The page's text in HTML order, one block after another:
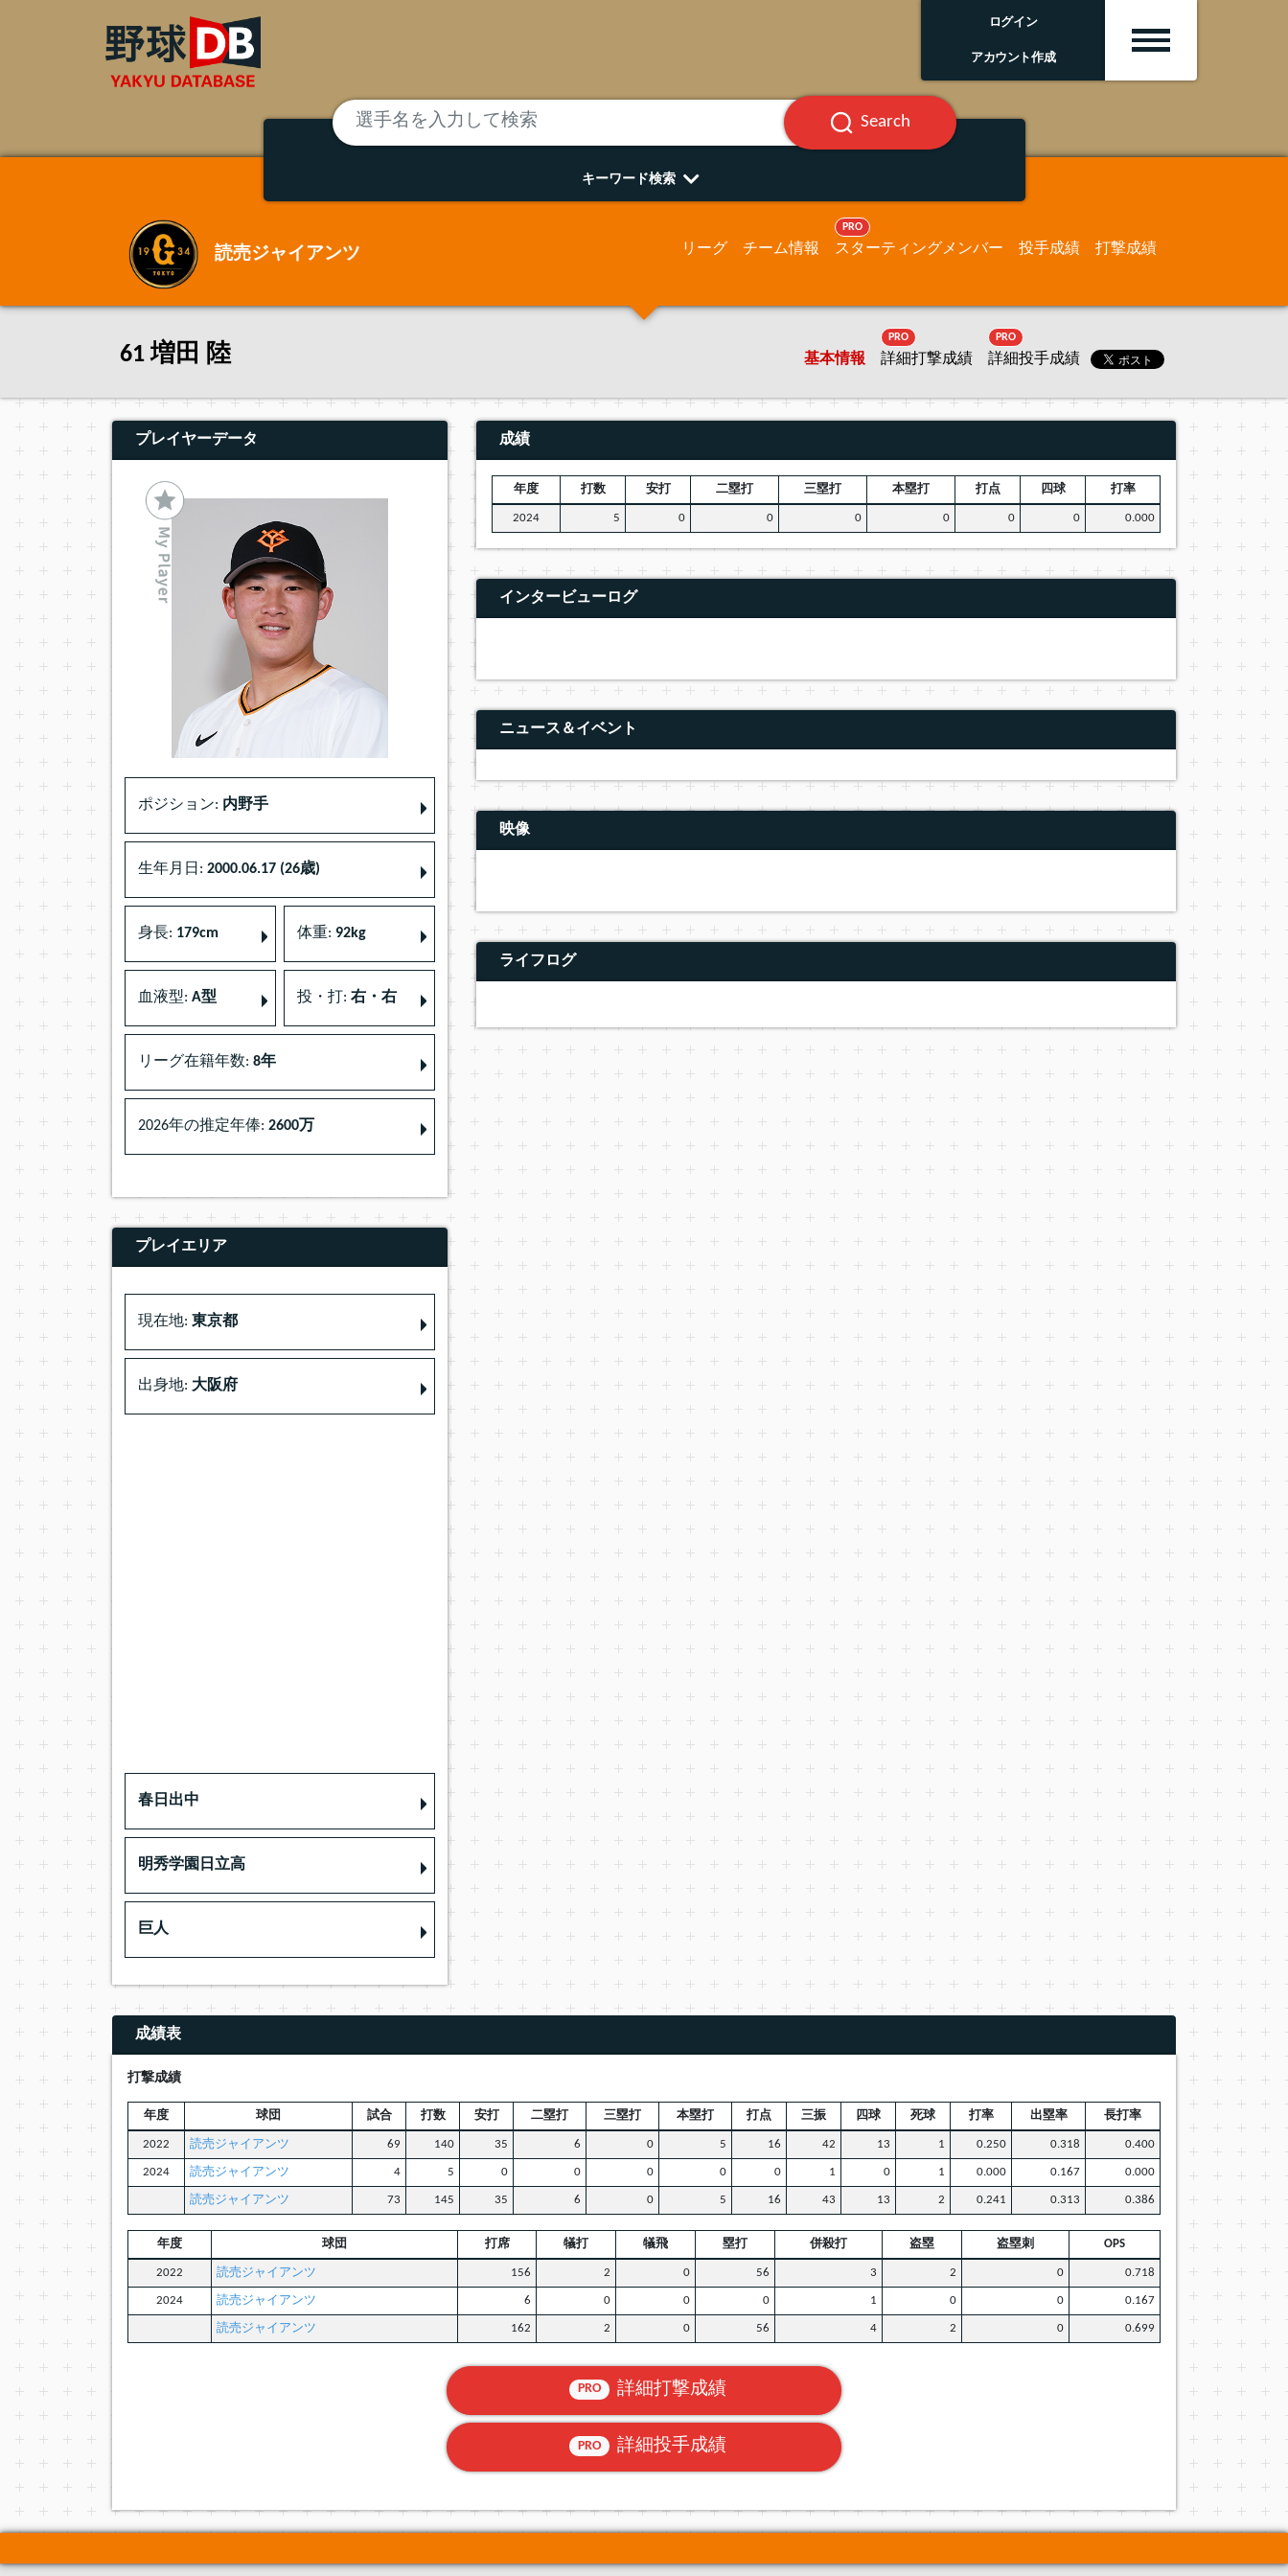
ログイン
アカウント作成
Search
キーワード検索
読売ジャイアンツ リーグ チーム情報
PRO
スターティングメンバー 投手成績 打撃成績
61 増田 陸 基本情報
PRO
詳細打撃成績
PRO
詳細投手成績
プレイヤーデータ
ポジション: 内野手
生年月日: 2000.06.17 (26歳)
身長: 179cm 体重: 92kg
血液型: A型 投・打: 右・右
リーグ在籍年数: 8年
2026年の推定年俸: 2600万
プレイエリア
現在地: 東京都
出身地: 大阪府
春日出中
明秀学園日立高
巨人
成績
年度 打数 安打 二塁打 三塁打 本塁打 打点 四球 打率
2024 5 0 0 0 0 0 0 0.000
インタービューログ
ニュース＆イベント
映像
ライフログ
成績表
打撃成績
年度 球団 試合 打数 安打 二塁打 三塁打 本塁打 打点 三振 四球 死球 打率 出塁率 長打率
2022 読売ジャイアンツ 69 140 35 6 0 5 16 42 13 1 0.250 0.318 0.400
2024 読売ジャイアンツ 4 5 0 0 0 0 0 1 0 1 0.000 0.167 0.000
読売ジャイアンツ 73 145 35 6 0 5 16 43 13 2 0.241 0.313 0.386
年度 球団 打席 犠打 犠飛 塁打 併殺打 盗塁 盗塁刺 OPS
2022 読売ジャイアンツ 156 2 0 56 3 2 0 0.718
2024 読売ジャイアンツ 6 0 0 0 1 0 0 0.167
読売ジャイアンツ 162 2 0 56 4 2 0 0.699
PRO 詳細打撃成績
PRO 詳細投手成績